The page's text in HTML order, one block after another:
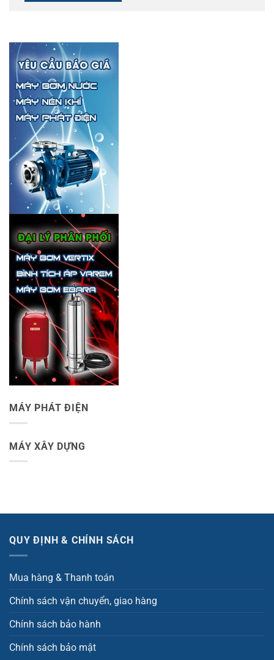
MÁY PHÁT ĐIỆN
MÁY XÂY DỰNG
QUY ĐỊNH & CHÍNH SÁCH
Mua hàng & Thanh toán
Chính sách vận chuyển, giao hàng
Chính sách bảo hành
Chính sách bảo mật